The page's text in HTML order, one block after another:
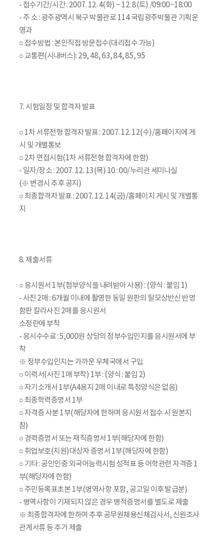
- 접수기간/시간 : 2007. 12. 4(화) ~ 12. 8(토) /09:00~18:00
- 주 소 : 광주광역시 북구 박물관로 114 국립광주박물관 기획운
영과
○ 접수방법 : 본인직접 방문접수(대리접수 가능)
○ 교통편(시내버스): 29, 48, 63, 84, 85, 95
7. 시험일정 및 합격자 발표
○ 1차 서류전형 합격자 발표 : 2007. 12. 12(수)/홈페이지에 게
시 및 개별통보
○ 2차 면접시험(1차 서류전형 합격자에 한함)
- 일자/장소 : 2007. 12. 13(목) 10 : 00/누리관 세미나실
(※ 변경시 추후 공지)
○ 최종합격자 발표 : 2007. 12. 14(금)/홈페이지 게시 및 개별통
지
8. 제출서류
○ 응시원서 1부(첨부양식을 내려받아 사용) : (양식 : 붙임 1)
- 사진 2매 : 6개월 이내에 촬영한 동일 원판의 탈모상반신 반명
함판 칼라사진 2매를 응시원서
소정란에 부착
- 응시수수료 : 5,000원 상당의 정부수입인지를 응시원서에 부
착
※ 정부수입인지는 가까운 우체국에서 구입
○ 이력서(사진 1매 부착) 1부 : (양식 : 붙임 2)
○ 자기소개서 1부(A4용지 2매 이내로 특정양식은 없음)
○ 최종학력증명서 1부
○ 자격증 사본 1부(해당자에 한하며 응시원서 접수 시 원본지
참)
○ 경력증명서 또는 재직증명서 1부(해당자에 한함)
○ 취업보호(지원)대상자 증명서 1부(해당자에 한함)
○ 기타 : 공인인증 외국어능력시험 성적표 등 어학관련 자격증 1
부(해당자에 한함)
○ 주민등록표초본 1부(병역사항 포함, 공고일 이후 발급분)
- 병역사항이 기재되지 않은 경우 병적증명서를 별도로 제출
※ 최종합격자에 한하여 추후 공무원채용신체검사서, 신원조사
관계서류 등 추가 제출